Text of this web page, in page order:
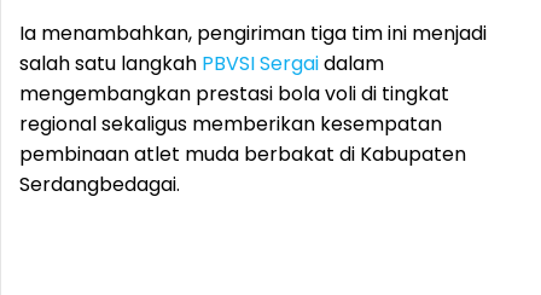
Ia menambahkan, pengiriman tiga tim ini menjadi
salah satu langkah PBVSI Sergaidalam
mengembangkan prestasi bola voli di tingkat
regional sekaligus memberikan kesempatan
pembinaan atlet muda berbakat di Kabupaten
Serdangbedagai.